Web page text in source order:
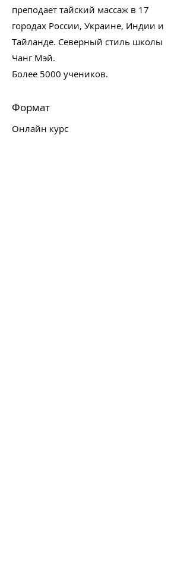
преподает тайский массаж в 17
городах России, Украине, Индии и
Тайланде. Северный стиль школы
Чанг Мэй.
Более 5000 учеников.
Формат
Онлайн курс